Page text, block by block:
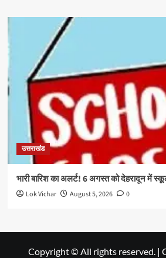
उत्तराखंड
भारी बारिश का अलर्ट! 6 अगस्त को देहरादून में
Lok Vichar August 5, 2026 0
Copyright © All rights reserved. |